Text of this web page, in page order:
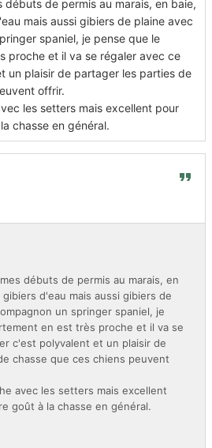
débuts de permis au marais, en baie,
mais aussi gibiers de plaine avec
spaniel, je pense que le
proche et il va se régaler avec ce
un plaisir de partager les parties de
offrir.
les setters mais excellent pour
chasse en général.
débuts de permis au marais, en
d'eau mais aussi gibiers de
un springer spaniel, je
en est très proche et il va se
c'est polyvalent et un plaisir de
chasse que ces chiens peuvent
avec les setters mais excellent
goût à la chasse en général.